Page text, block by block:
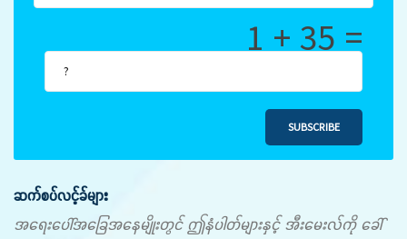
1 + 35 =
SUBSCRIBE
ဆက်စပ်လင့်ခ်များ
အရေးပေါ်အခြေအနေမျိုးတွင် ဤနံပါတ်များနှင့် အီးမေးလ်ကို ခေါ်